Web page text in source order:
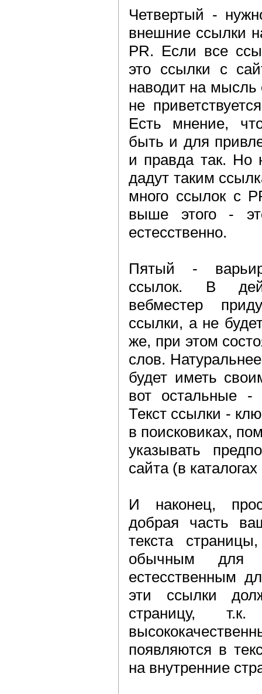
Четвертый -
внешние ссылки
PR. Если все
это ссылки с
наводит на мысль
не
Есть мнение,
быть и для
и правда так. Но
дадут таким
много ссылок с
выше этого -
естесственно.
Пятый -
ссылок. В
вебместер
ссылки, а не
же, при этом
слов.
будет иметь
вот остальные
Текст ссылки -
в поисковиках,
указывать
сайта (в
И наконец,
добрая часть
текста
обычным для
естесственным
эти ссылки
страницу, т.к.
появляются в
на внутренние